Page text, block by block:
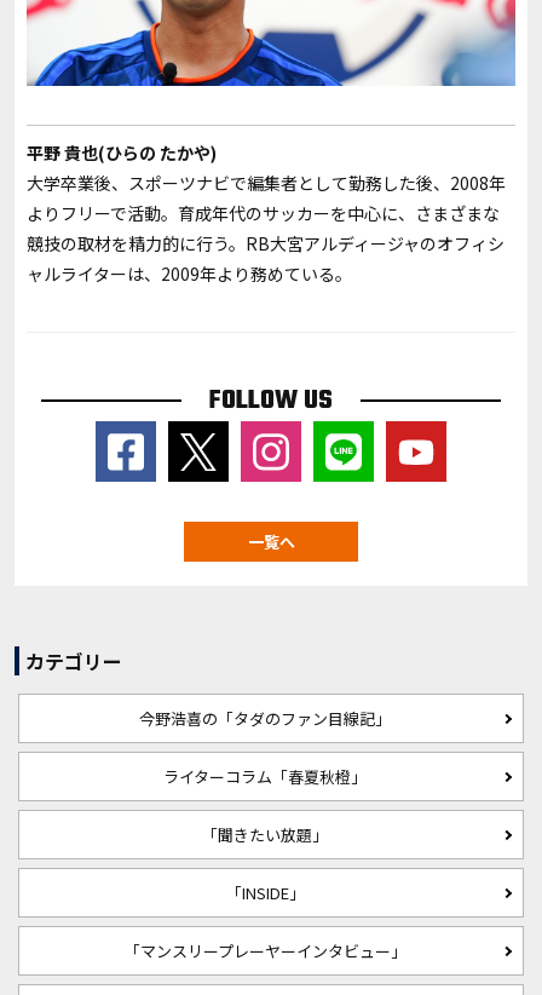
平野 貴也(ひらの たかや)
大学卒業後、スポーツナビで編集者として勤務した後、2008年
よりフリーで活動。育成年代のサッカーを中心に、さまざまな
競技の取材を精力的に行う。RB大宮アルディージャのオフィシ
ャルライターは、2009年より務めている。
FOLLOW US
一覧へ
カテゴリー
今野浩喜の「タダのファン目線記」
ライターコラム「春夏秋橙」
「聞きたい放題」
「INSIDE」
「マンスリープレーヤーインタビュー」